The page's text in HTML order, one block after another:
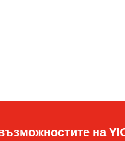
на